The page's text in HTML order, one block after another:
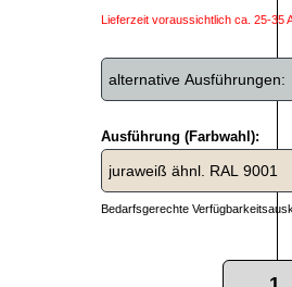
Lieferzeit voraussichtlich ca. 25-35
Ausführung (Farbwahl):
Bedarfsgerechte